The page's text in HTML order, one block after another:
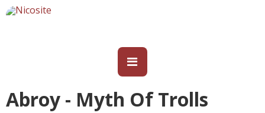
Abroy - Myth Of Trolls